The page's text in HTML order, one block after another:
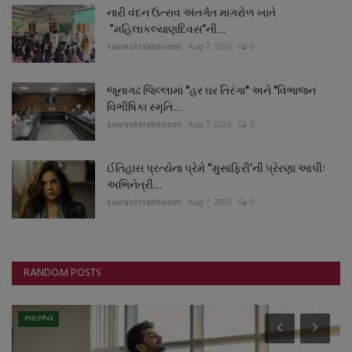
નારી વંદન ઉત્સવ અંતર્ગત માંગરોળ ખાતે
“મહિલાકલ્યાણદિવસ”ની...
saurashtrabhoomi Aug 7, 2026 0
જૂનાગઢ જિલ્લામાં "હર ઘર તિરંગા" અને "વિભાજન
વિભીષિકા સ્મૃતિ...
saurashtrabhoomi Aug 7, 2026 0
ઈતિહાસ પ્રત્યેના પ્રેમે “મુસાફિરી’ની પ્રેરણા આપીઃ
અભિનેત્રી...
saurashtrabhoomi Aug 7, 2026 0
RANDOM POSTS
સ્વાસ્થ્ય